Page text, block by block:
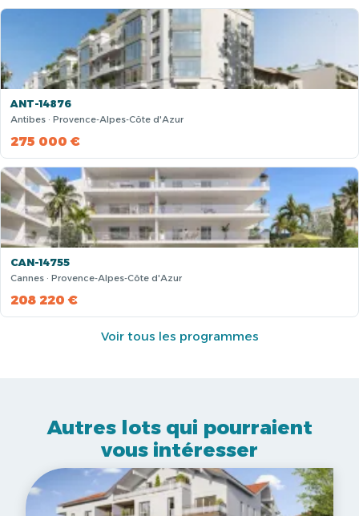
ANT-14876
Antibes · Provence-Alpes-Côte d'Azur
275 000 €
CAN-14755
Cannes · Provence-Alpes-Côte d'Azur
208 220 €
Voir tous les programmes
Autres lots qui pourraient
vous intéresser